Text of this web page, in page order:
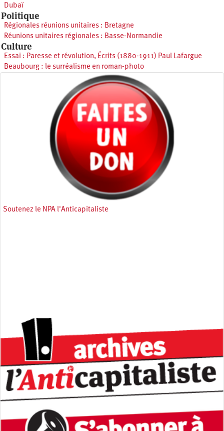
Dubaï
Politique
Régionales réunions unitaires : Bretagne
Réunions unitaires régionales : Basse-Normandie
Culture
Essai : Paresse et révolution, Écrits (1880-1911) Paul Lafargue
Beaubourg : le surréalisme en roman-photo
Soutenez le NPA l'Anticapitaliste